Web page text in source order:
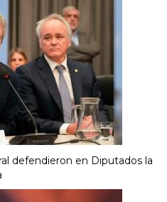
defendieron en Diputados la